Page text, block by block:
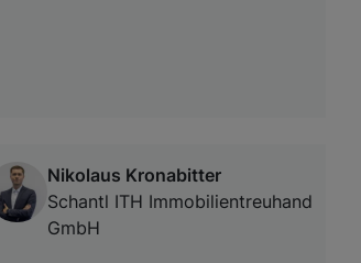
Nikolaus Kronabitter
Schantl ITH Immobilientreuhand
GmbH